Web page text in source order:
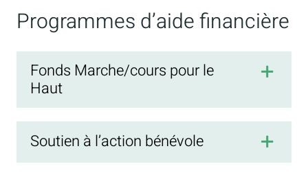
Programmes d’aide financière
Fonds Marche/cours pour le
Haut
Soutien à l’action bénévole